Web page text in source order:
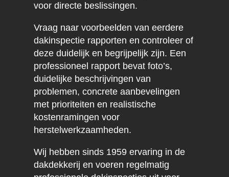
voor directe beslissingen.
Vraag naar voorbeelden van eerdere
dakinspectie rapporten en controleer of
deze duidelijk en begrijpelijk zijn. Een
professioneel rapport bevat foto’s,
duidelijke beschrijvingen van
problemen, concrete aanbevelingen
met prioriteiten en realistische
kostenramingen voor
herstelwerkzaamheden.
Wij hebben sinds 1959 ervaring in de
dakdekkerij en voeren regelmatig